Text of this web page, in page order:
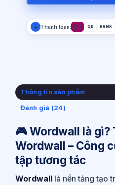
+ Thanh toán: mo
mo QR BANK
Thông tin sản phẩm
Đánh giá (24)
🎮 Wordwall là gì?
Wordwall – Công
tập tương tác
Wordwall là nền tảng tạo